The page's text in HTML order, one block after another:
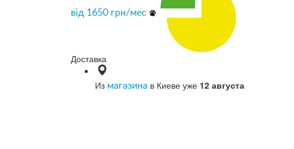
від 1650 грн/мес
Доставка
Из магазина в Киеве уже 12 августа